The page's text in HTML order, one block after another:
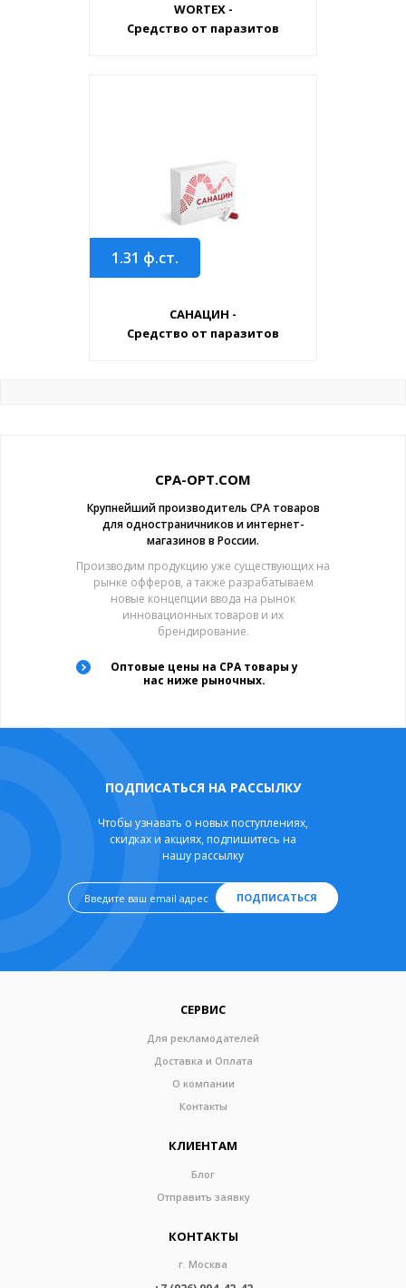
WORTEX -
Средство от паразитов
1.31 ф.ст.
САНАЦИН -
Средство от паразитов
CPA-OPT.COM
Крупнейший производитель CPA товаров
для одностраничников и интернет-
магазинов в России.
Производим продукцию уже существующих на
рынке офферов, а также разрабатываем
новые концепции ввода на рынок
инновационных товаров и их
брендирование.
Оптовые цены на CPA товары у
нас ниже рыночных.
ПОДПИСАТЬСЯ НА РАССЫЛКУ
Чтобы узнавать о новых поступлениях,
скидках и акциях, подпишитесь на
нашу рассылку
ПОДПИСАТЬСЯ
СЕРВИС
Для рекламодателей
Доставка и Оплата
О компании
Контакты
КЛИЕНТАМ
Блог
Отправить заявку
КОНТАКТЫ
г. Москва